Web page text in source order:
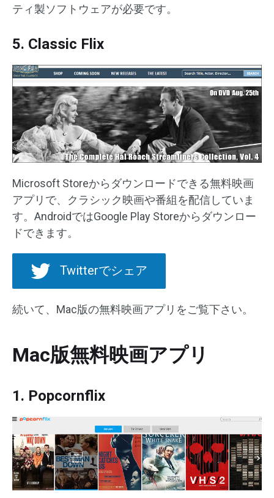
ティ製ソフトウェアが必要です。
5. Classic Flix
Microsoft Storeからダウンロードできる無料映画
アプリで、クラシック映画や番組を配信していま
す。AndroidではGoogle Play Storeからダウンロー
ドできます。
Twitterでシェア
続いて、Mac版の無料映画アプリをご覧下さい。
Mac版無料映画アプリ
1. Popcornflix